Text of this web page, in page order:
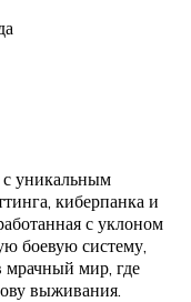
с уникальным
киберпанка и
с уклоном
боевую систему,
мрачный мир, где
выживания.